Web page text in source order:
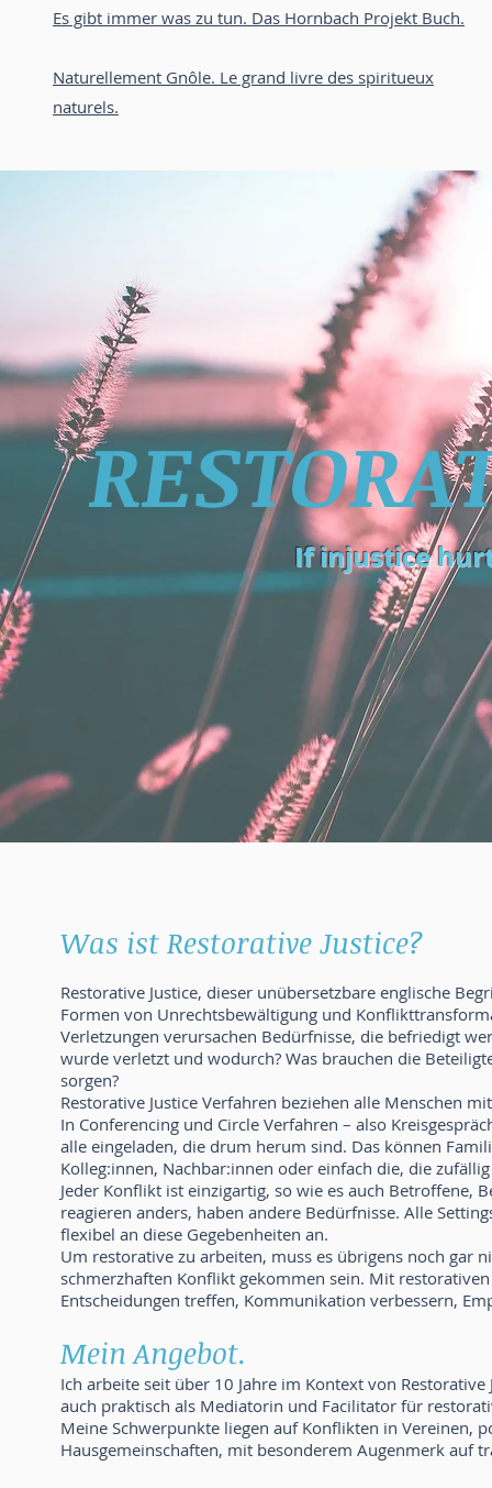
Es gibt immer was zu tun. Das Hornbach Projekt Buch.
Naturellement Gnôle. Le grand livre des spiritueux
naturels.
If injustice
Was ist Restorative Justice?
Restorative Justice, dieser unübersetzbare englische
Formen von Unrechtsbewältigung und
Verletzungen verursachen Bedürfnisse, die befriedigt
wurde verletzt und wodurch? Was brauchen die
sorgen?
Restorative Justice Verfahren beziehen alle Menschen
In Conferencing und Circle Verfahren – also
alle eingeladen, die drum herum sind. Das können
Kolleg:innen, Nachbar:innen oder einfach die, die
Jeder Konflikt ist einzigartig, so wie es auch Betroffene,
reagieren anders, haben andere Bedürfnisse. Alle
flexibel an diese Gegebenheiten an.
Um restorative zu arbeiten, muss es übrigens noch gar
schmerzhaften Konflikt gekommen sein. Mit
Entscheidungen treffen, Kommunikation verbessern,
Mein Angebot.
Ich arbeite seit über 10 Jahre im Kontext von
auch praktisch als Mediatorin und Facilitator für
Meine Schwerpunkte liegen auf Konflikten in Vereinen,
Hausgemeinschaften, mit besonderem Augenmerk auf